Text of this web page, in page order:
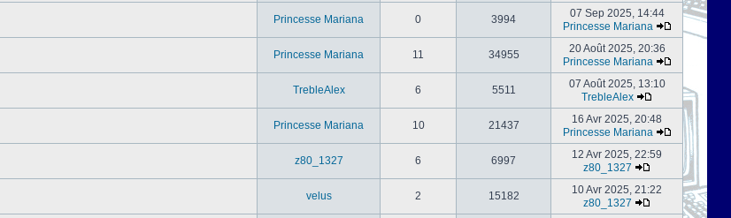
Princesse Mariana 0 3994
07 Sep 2025, 14:44
Princesse Mariana
Princesse Mariana 11 34955
20 Août 2025, 20:36
Princesse Mariana
TrebleAlex 6 5511
07 Août 2025, 13:10
TrebleAlex
Princesse Mariana 10 21437
16 Avr 2025, 20:48
Princesse Mariana
z80_1327 6 6997
12 Avr 2025, 22:59
z80_1327
velus 2 15182
10 Avr 2025, 21:22
z80_1327